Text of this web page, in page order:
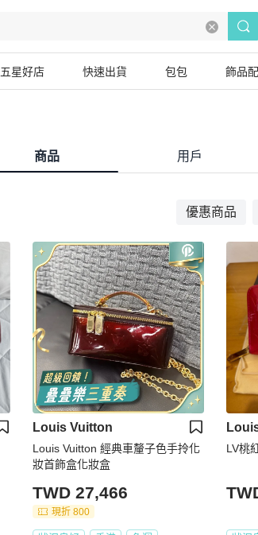
五星好店 快速出貨 包包 飾品
商品 用戶
優惠商品
Louis Vuitton
Louis Vuitton 經典車釐子色手拎化
妝首飾盒化妝盒
TWD 27,466
現折 800
LV桃